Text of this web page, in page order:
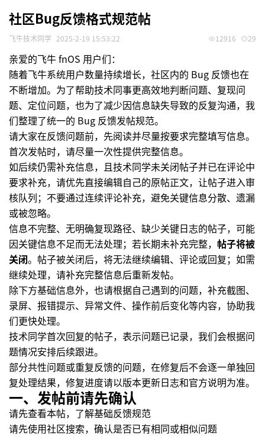
社区Bug反馈格式规范帖
飞牛技术同学 2025-2-19 15:53:22 12916 29
亲爱的飞牛 fnOS 用户们：
随着飞牛系统用户数量持续增长，社区内的 Bug 反馈也在
不断增加。为了帮助技术同事更高效地判断问题、复现问
题、定位问题，也为了减少因信息缺失导致的反复沟通，我
们整理了统一的 Bug 反馈发帖规范。
请大家在反馈问题前，先阅读并尽量按要求完整填写信息。
首次发帖时，请尽量一次性提供完整信息。
如后续仍需补充信息，且技术同学未关闭帖子并已在评论中
要求补充，请优先直接编辑自己的原帖正文，让帖子进入审
核队列；不要通过连续评论补充，避免关键信息分散、遗漏
或被忽略。
信息不完整、无明确复现路径、缺少关键日志的帖子，可能
因关键信息不足而无法处理；若长期未补充完整， 帖子将被
关闭。帖子被关闭后，将无法继续编辑、评论或回复；如需
继续处理，请补充完整信息后重新发帖。
除下方基础信息外，也请根据自己遇到的问题，补充截图、
录屏、报错提示、异常文件、操作前后变化等内容，协助我
们更快处理。
技术同学首次回复的帖子，表示问题已记录，我们会根据问
题情况安排后续跟进。
部分共性问题或重复反馈的问题，在修复后不会逐一单独回
复处理结果，修复进度请以版本更新日志和官方说明为准。
一、发帖前请先确认
请先查看本帖，了解基础反馈规范
请先使用社区搜索，确认是否已有相同或相似问题